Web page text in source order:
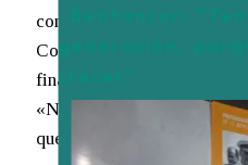
Bentancor:
generación,
crecer”
cometido fue el de
Colombo en las labores de
final de la Segunda Guerra
«Non chi comincia ma
que empieza, sino el que